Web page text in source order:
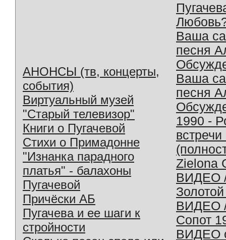
АНОНСЫ (тв, концерты,
события)
Виртуальный музей
"Старый телевизор"
Книги о Пугачевой
Стихи о Примадонне
"Изнанка парадного
платья" - балахоны
Пугачевой
Причёски АБ
Пугачева и ее шаги к
стройности
Ваша
песня
Ваша
песня
1990 -
Zielona
ВИДЕО
ВИДЕО
Сопот
ВИДЕО